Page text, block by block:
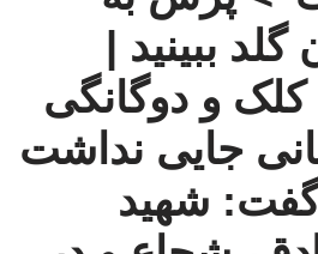
گلد ببینید |
و دوگانگی
جایی نداشت
شهید